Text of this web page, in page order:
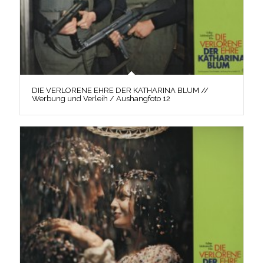
DIE VERLORENE EHRE DER KATHARINA BLUM //
Werbung und Verleih / Aushangfoto 12